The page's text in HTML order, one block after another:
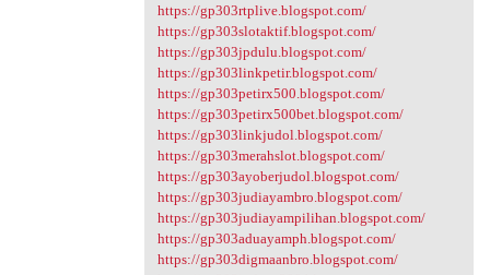
https://gp303rtplive.blogspot.com/
https://gp303slotaktif.blogspot.com/
https://gp303jpdulu.blogspot.com/
https://gp303linkpetir.blogspot.com/
https://gp303petirx500.blogspot.com/
https://gp303petirx500bet.blogspot.com/
https://gp303linkjudol.blogspot.com/
https://gp303merahslot.blogspot.com/
https://gp303ayoberjudol.blogspot.com/
https://gp303judiayambro.blogspot.com/
https://gp303judiayampilihan.blogspot.com/
https://gp303aduayamph.blogspot.com/
https://gp303digmaanbro.blogspot.com/